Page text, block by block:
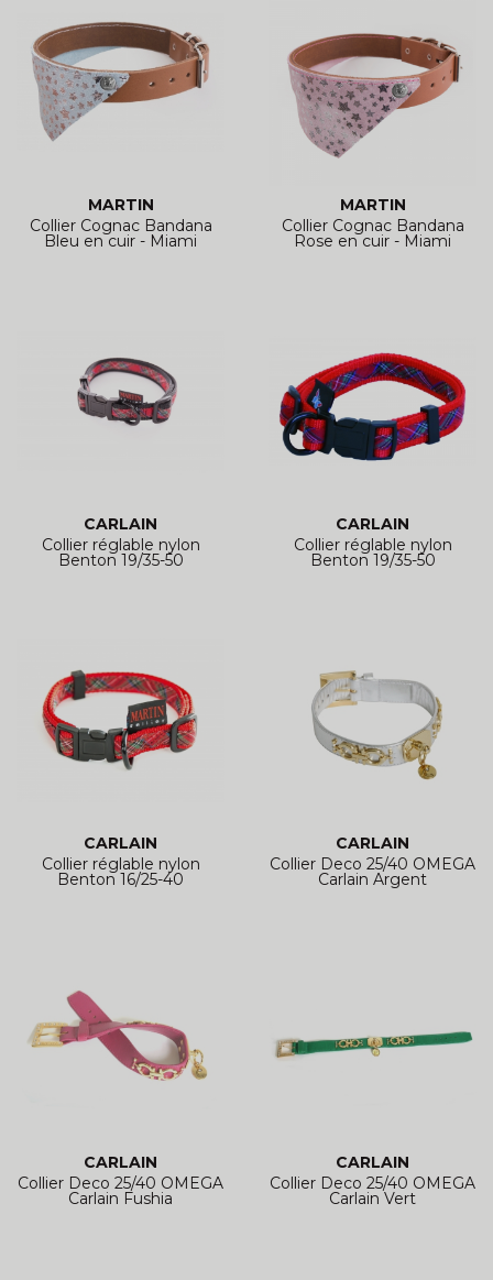
MARTIN
Collier Cognac Bandana
Bleu en cuir - Miami
MARTIN
Collier Cognac Bandana
Rose en cuir - Miami
CARLAIN
Collier réglable nylon
Benton 19/35-50
CARLAIN
Collier réglable nylon
Benton 19/35-50
CARLAIN
Collier réglable nylon
Benton 16/25-40
CARLAIN
Collier Deco 25/40 OMEGA
Carlain Argent
CARLAIN
Collier Deco 25/40 OMEGA
Carlain Fushia
CARLAIN
Collier Deco 25/40 OMEGA
Carlain Vert